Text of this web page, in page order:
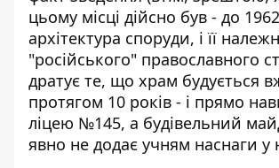
цьому місці дійсно був - до
архітектура споруди, і її
"російського" православного
дратує те, що храм будується
протягом 10 років - і прямо
ліцею №145, а будівельний
явно не додає учням наснаги у